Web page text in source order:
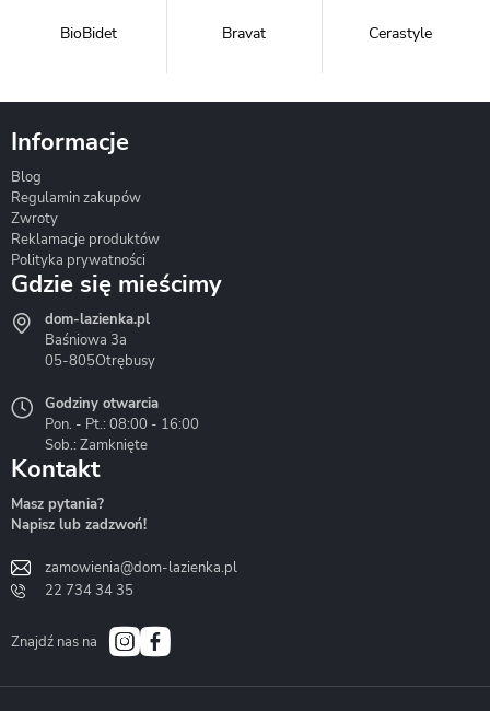
BioBidet Bravat Cerastyle
Hydrostop
Liveno
Bath&Spa
Informacje
Blog
Regulamin zakupów
Zwroty
Reklamacje produktów
Polityka prywatności
Gdzie się mieścimy
dom-lazienka.pl
Baśniowa 3a
05-805Otrębusy
Godziny otwarcia
Pon. - Pt.: 08:00 - 16:00
Sob.: Zamknięte
Kontakt
Masz pytania?
Napisz lub zadzwoń!
zamowienia@dom-lazienka.pl
22 734 34 35
Znajdź nas na